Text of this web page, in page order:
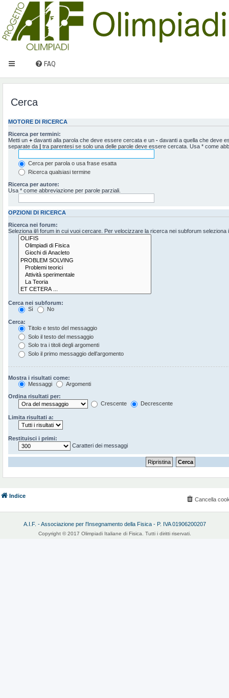
FAQ
Cerca
MOTORE DI RICERCA
Ricerca per termini:
Metti un + davanti alla parola che deve essere cercata e un - davanti a quella che deve
separate da
tra parentesi se solo una delle parole deve essere cercata. Usa * come
Cerca per parola o usa frase esatta
Ricerca qualsiasi termine
Ricerca per autore:
Usa * come abbreviazione per parole parziali.
OPZIONI DI RICERCA
Ricerca nei forum:
Seleziona il/i forum in cui vuoi cercare. Per velocizzare la ricerca nei subforum seleziona
Cerca nei subforum:
Sì
No
Cerca:
Titolo e testo del messaggio
Solo il testo del messaggio
Solo tra i titoli degli argomenti
Solo il primo messaggio dell’argomento
Mostra i risultati come:
Messaggi
Argomenti
Ordina risultati per:
Crescente
Decrescente
Limita risultati a:
Restituisci i primi:
Caratteri dei messaggi
Indice
Cancella
A.I.F. - Associazione per l'Insegnamento della Fisica - P. IVA 01906200207
Copyright © 2017 Olimpiadi Italiane di Fisica. Tutti i diritti riservati.